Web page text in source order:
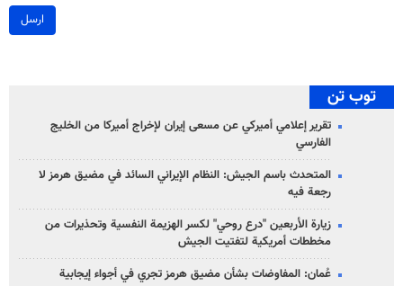
ارسل
توب تن
تقرير إعلامي أميركي عن مسعى إيران لإخراج أميركا من الخليج
الفارسي
المتحدث باسم الجيش: النظام الإيراني السائد في مضيق هرمز لا
رجعة فيه
زيارة الأربعين "درع روحي" لكسر الهزيمة النفسية وتحذيرات من
مخططات أمريكية لتفتيت الجيش
عُمان: المفاوضات بشأن مضيق هرمز تجري في أجواء إيجابية